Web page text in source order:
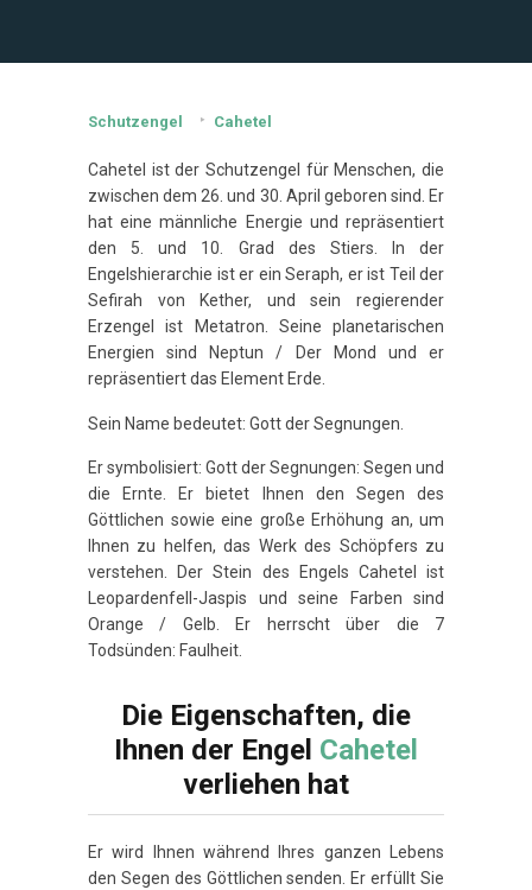
Schutzengel Cahetel
Cahetel ist der Schutzengel für Menschen, die
zwischen dem 26. und 30. April geboren sind. Er
hat eine männliche Energie und repräsentiert
den 5. und 10. Grad des Stiers. In der
Engelshierarchie ist er ein Seraph, er ist Teil der
Sefirah von Kether, und sein regierender
Erzengel ist Metatron. Seine planetarischen
Energien sind Neptun / Der Mond und er
repräsentiert das Element Erde.
Sein Name bedeutet: Gott der Segnungen.
Er symbolisiert: Gott der Segnungen: Segen und
die Ernte. Er bietet Ihnen den Segen des
Göttlichen sowie eine große Erhöhung an, um
Ihnen zu helfen, das Werk des Schöpfers zu
verstehen. Der Stein des Engels Cahetel ist
Leopardenfell-Jaspis und seine Farben sind
Orange / Gelb. Er herrscht über die 7
Todsünden: Faulheit.
Die Eigenschaften, die
Ihnen der Engel Cahetel
verliehen hat
Er wird Ihnen während Ihres ganzen Lebens
den Segen des Göttlichen senden. Er erfüllt Sie